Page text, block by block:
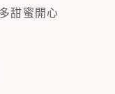
甜蜜開心